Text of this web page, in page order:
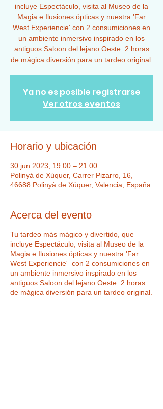
incluye Espectáculo, visita al Museo de la
Magia e Ilusiones ópticas y nuestra 'Far
West Experiencie' con 2 consumiciones en
un ambiente inmersivo inspirado en los
antiguos Saloon del lejano Oeste. 2 horas
de mágica diversión para un tardeo original.
Ya no es posible registrarse
Ver otros eventos
Horario y ubicación
30 jun 2023, 19:00 – 21:00
Polinyà de Xúquer, Carrer Pizarro, 16,
46688 Polinyà de Xúquer, Valencia, España
Acerca del evento
Tu tardeo más mágico y divertido, que
incluye Espectáculo, visita al Museo de la
Magia e Ilusiones ópticas y nuestra 'Far
West Experiencie' con 2 consumiciones en
un ambiente inmersivo inspirado en los
antiguos Saloon del lejano Oeste. 2 horas
de mágica diversión para un tardeo original.